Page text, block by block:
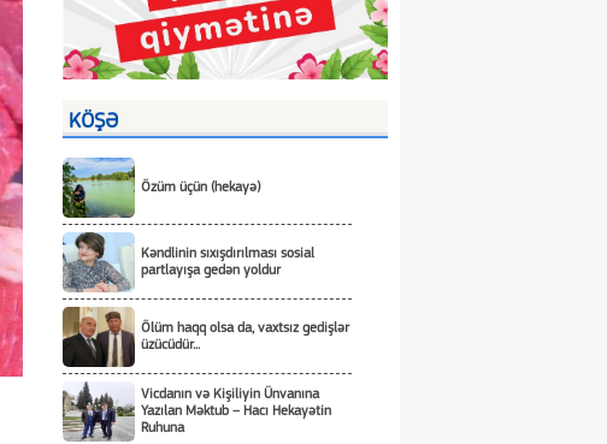
KÖŞƏ
Özüm üçün (hekayə)
Kəndlinin sıxışdırılması sosial
partlayışa gedən yoldur
Ölüm haqq olsa da, vaxtsız gedişlər
üzücüdür...
Vicdanın və Kişiliyin Ünvanına
Yazılan Məktub – Hacı Hekayətin
Ruhuna